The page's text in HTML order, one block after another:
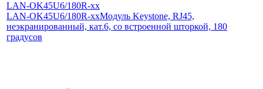
LAN-OK45U6/180R-xx
LAN-OK45U6/180R-xxМодуль Keystone, RJ45,
неэкранированный, кат.6, со встроенной шторкой, 180
градусов